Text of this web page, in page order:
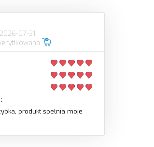
07-31
produkt spełnia moje